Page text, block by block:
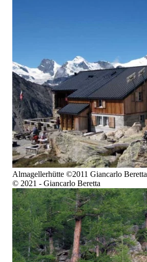
Almagellerhütte ©2011 Giancarlo Beretta
© 2021 - Giancarlo Beretta